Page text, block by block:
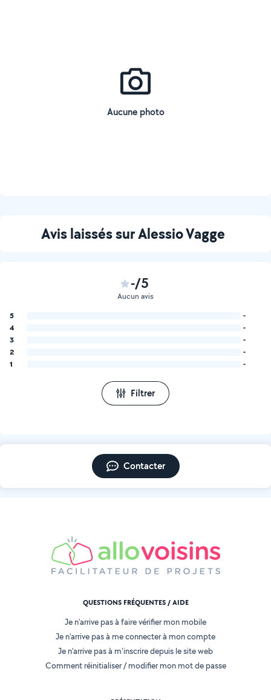
Aucune photo
Avis laissés sur Alessio Vagge
-/5
Aucun avis
5
-
4
-
3
-
2
-
1
-
Filtrer
Contacter
QUESTIONS FRÉQUENTES / AIDE
Je n'arrive pas à faire vérifier mon mobile
Je n'arrive pas à me connecter à mon compte
Je n'arrive pas à m'inscrire depuis le site web
Comment réinitialiser / modifier mon mot de passe